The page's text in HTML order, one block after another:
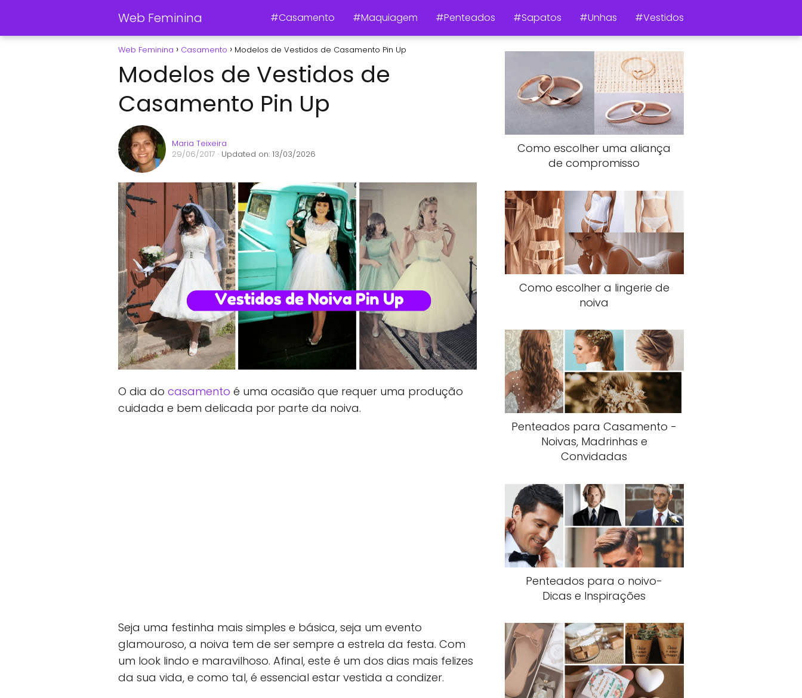
Web Feminina #Casamento #Maquiagem #Penteados #Sapatos #Unhas #Vestidos
Web Feminina Casamento Modelos de Vestidos de Casamento Pin Up
Modelos de Vestidos de
Casamento Pin Up
Maria Teixeira
29/06/2017 · Updated on: 13/03/2026
O dia do casamento é uma ocasião que requer uma produção
cuidada e bem delicada por parte da noiva.
Seja uma festinha mais simples e básica, seja um evento
glamouroso, a noiva tem de ser sempre a estrela da festa. Com
um look lindo e maravilhoso. Afinal, este é um dos dias mais felizes
da sua vida, e como tal, é essencial estar vestida a condizer.
Como escolher uma aliança
de compromisso
Como escolher a lingerie de
noiva
Penteados para Casamento -
Noivas, Madrinhas e
Convidadas
Penteados para o noivo-
Dicas e Inspirações